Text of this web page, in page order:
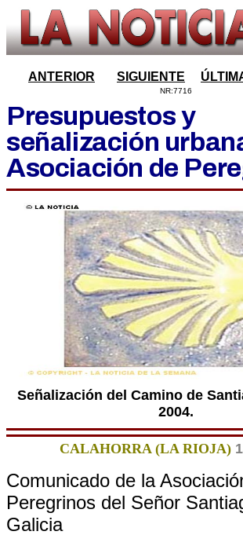
ANTERIOR SIGUIENTE
NR:7716
Presupuestos y
señalización
Asociación de
Señalización del Camino de
2004.
CALAHORRA (LA RIOJA)
Comunicado de la
Peregrinos del Señor
Galicia